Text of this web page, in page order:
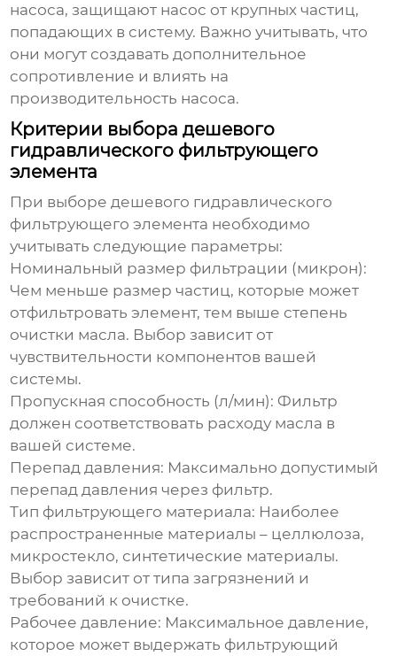
насоса, защищают насос от крупных частиц,
попадающих в систему. Важно учитывать, что
они могут создавать дополнительное
сопротивление и влиять на
производительность насоса.
Критерии выбора дешевого
гидравлического фильтрующего
элемента
При выборедешевого гидравлического
фильтрующего элемента необходимо
учитывать следующие параметры:
Номинальный размер фильтрации (микрон):
Чем меньше размер частиц, которые может
отфильтровать элемент, тем выше степень
очистки масла. Выбор зависит от
чувствительности компонентов вашей
системы.
Пропускная способность (л/мин): Фильтр
должен соответствовать расходу масла в
вашей системе.
Перепад давления: Максимально допустимый
перепад давления через фильтр.
Тип фильтрующего материала: Наиболее
распространенные материалы – целлюлоза,
микростекло, синтетические материалы.
Выбор зависит от типа загрязнений и
требований к очистке.
Рабочее давление: Максимальное давление,
которое может выдержать фильтрующий